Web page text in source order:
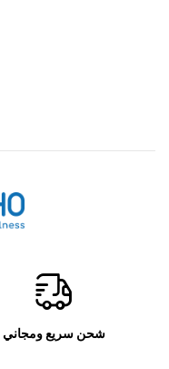
شحن سريع ومجاني